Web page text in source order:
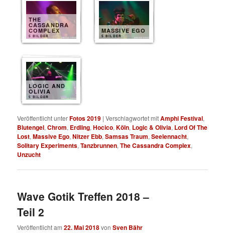
THE
CASSANDRA
COMPLEX
5 BILDER
MASSIVE EGO
5 BILDER
LOGIC AND
OLIVIA
5 BILDER
Veröffentlicht unterFotos 2019 |Verschlagwortet mitAmphi Festival,
Blutengel,Chrom, Erdling,Hocico,Köln, Logic & Olivia, Lord Of The
Lost,Massive Ego,Nitzer Ebb,Samsas Traum,Seelennacht,
Solitary Experiments,Tanzbrunnen,The Cassandra Complex,
Unzucht
Wave Gotik Treffen 2018 –
Teil 2
Veröffentlicht am22. Mai 2018vonSven Bähr